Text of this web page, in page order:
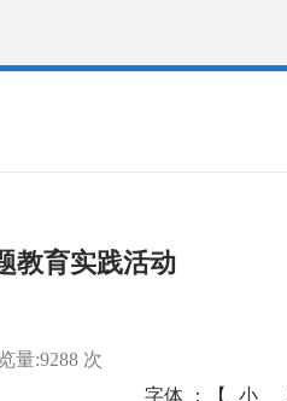
教育实践活动
量:9288 次
字体 ：【
小